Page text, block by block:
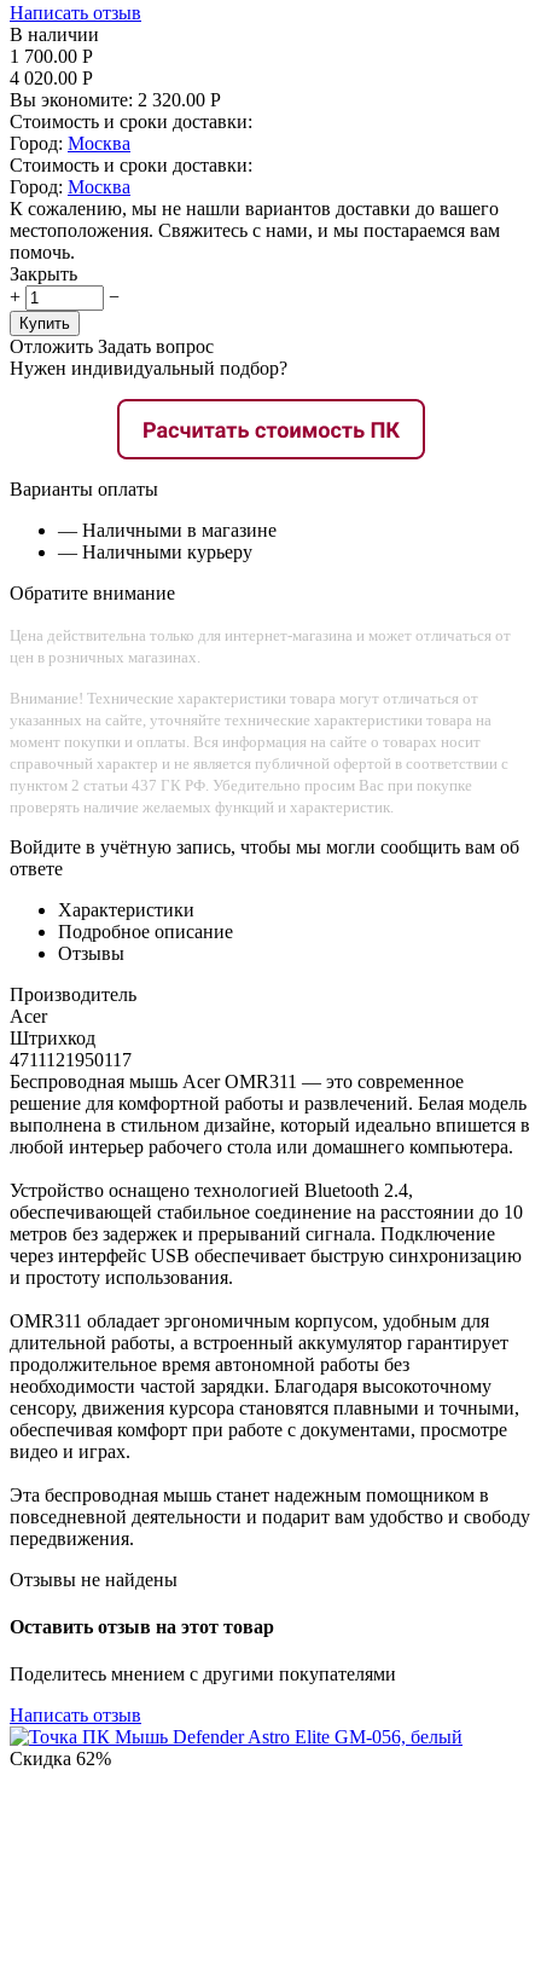
Написать отзыв
В наличии
1 700.00 Р
4 020.00 Р
Вы экономите: 2 320.00 Р
Стоимость и сроки доставки:
Город: Москва
Стоимость и сроки доставки:
Город: Москва
К сожалению, мы не нашли вариантов доставки до вашего
местоположения. Свяжитесь с нами, и мы постараемся вам
помочь.
Закрыть
+
−
Купить
Отложить Задать вопрос
Нужен индивидуальный подбор?
Варианты оплаты
— Наличными в магазине
— Наличными курьеру
Обратите внимание
Цена действительна только для интернет-магазина и может отличаться от
цен в розничных магазинах.
Внимание! Технические характеристики товара могут отличаться от
указанных на сайте, уточняйте технические характеристики товара на
момент покупки и оплаты. Вся информация на сайте о товарах носит
справочный характер и не является публичной офертой в соответствии с
пунктом 2 статьи 437 ГК РФ. Убедительно просим Вас при покупке
проверять наличие желаемых функций и характеристик.
Войдите в учётную запись, чтобы мы могли сообщить вам об
ответе
Характеристики
Подробное описание
Отзывы
Производитель
Acer
Штрихкод
4711121950117
Беспроводная мышь Acer OMR311 — это современное
решение для комфортной работы и развлечений. Белая модель
выполнена в стильном дизайне, который идеально впишется в
любой интерьер рабочего стола или домашнего компьютера.
Устройство оснащено технологией Bluetooth 2.4,
обеспечивающей стабильное соединение на расстоянии до 10
метров без задержек и прерываний сигнала. Подключение
через интерфейс USB обеспечивает быструю синхронизацию
и простоту использования.
OMR311 обладает эргономичным корпусом, удобным для
длительной работы, а встроенный аккумулятор гарантирует
продолжительное время автономной работы без
необходимости частой зарядки. Благодаря высокоточному
сенсору, движения курсора становятся плавными и точными,
обеспечивая комфорт при работе с документами, просмотре
видео и играх.
Эта беспроводная мышь станет надежным помощником в
повседневной деятельности и подарит вам удобство и свободу
передвижения.
Отзывы не найдены
Оставить отзыв на этот товар
Поделитесь мнением с другими покупателями
Написать отзыв
Скидка 62%